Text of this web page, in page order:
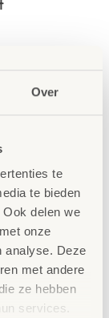
Over
te
te bieden
delen we
onze
analyse. Deze
met andere
ze hebben
services.